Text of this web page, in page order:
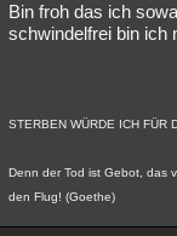
Natur Umfragen
Astronomie
Musik Clash
Bin froh das ich
schwindelfrei bin ich
STERBEN WÜRDE ICH FÜR
Denn der Tod ist Gebot, das
den Flug! (Goethe)